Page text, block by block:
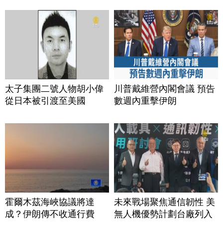
太子集團二號人物胡小偉
從日本被引渡至美國
川普戴維營內閣會議 預告
數週內重擊伊朗
霍爾木茲海峽協議將達
成？伊朗傳不收通行費
未來戰場聚焦通信韌性 美
無人機優勢計劃台廠列入